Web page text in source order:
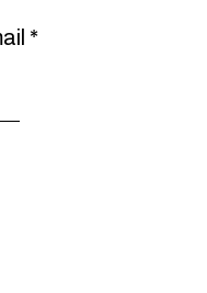
*Обязательно